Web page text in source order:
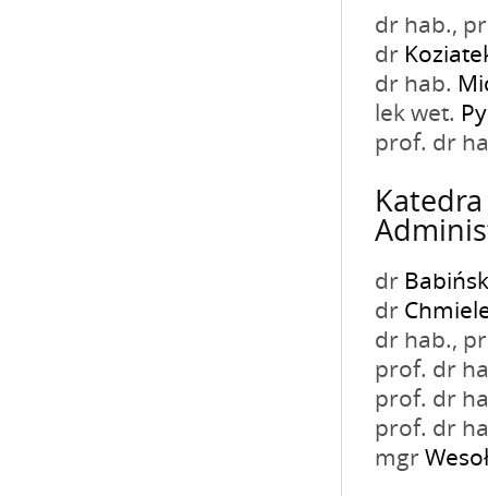
dr hab.,
dr
dr hab.
lek wet.
prof. dr
dr
dr
dr hab.,
prof. dr
prof. dr
prof. dr
mgr